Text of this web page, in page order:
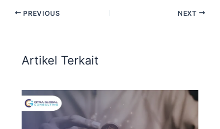
PREVIOUS NEXT
Artikel Terkait